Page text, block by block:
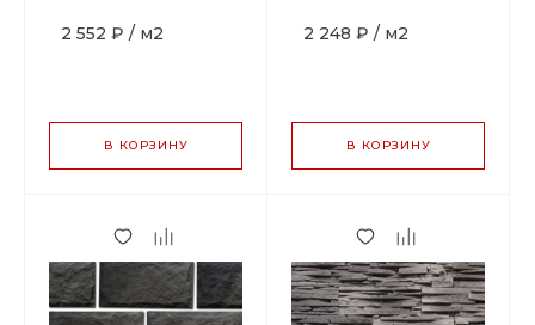
2 552 ₽ / м2
В КОРЗИНУ
2 248 ₽ / м2
В КОРЗИНУ